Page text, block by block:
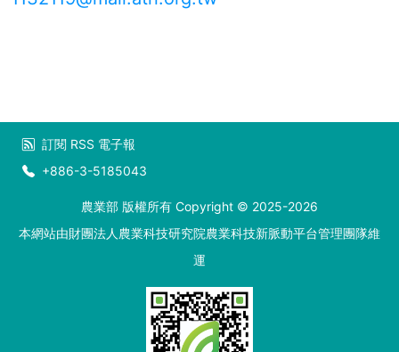
訂閱 RSS 電子報
+886-3-5185043
農業部 版權所有 Copyright © 2025-2026
本網站由財團法人農業科技研究院農業科技新脈動平台管理團隊維
運